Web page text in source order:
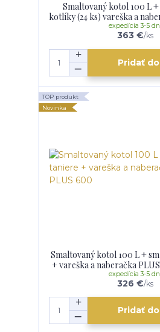
Smaltovaný kotol 100 L
kotlíky (24 ks) vareška a
363 €/ks
expedícia 3-5
Pridať
TOP produkt
Novinka
Smaltovaný kotol 100 L +
+ vareška a naberačka
326 €/ks
expedícia 3-5
Pridať